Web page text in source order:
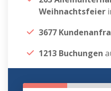
Weihnachtsfeier
3677
1213 Buchungen